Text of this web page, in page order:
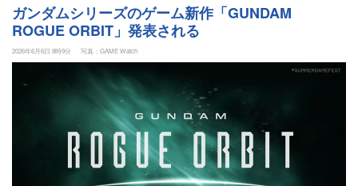
ガンダムシリーズのゲーム新作「GUNDAM
ROGUE ORBIT」発表される
2026年6月6日 8時9分 写真：GAME Watch